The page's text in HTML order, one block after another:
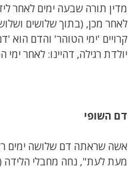
מדין תורה שבעה ימים לאחר
לאחר מכן, (בתוך שלושים
קרויים 'ימי הטוהר' והדם הוא
יולדת רגילה, דהיינו: לאחר
דם השופי
אשה שראתה דם שלושה ימים